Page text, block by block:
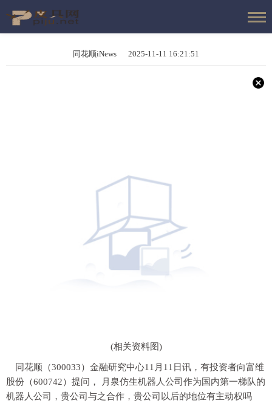
同花顺iNews 2025-11-11 16:21:51
(相关资料图)
同花顺（300033）金融研究中心11月11日讯，有投资者向富维
股份（600742）提问， 月泉仿生机器人公司作为国内第一梯队的
机器人公司，贵公司与之合作，贵公司以后的地位有主动权吗